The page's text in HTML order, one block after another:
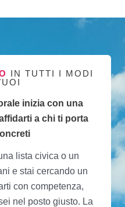
IN TUTTI I MODI
inizia con una
a chi ti porta
lista civica o un
e stai cercando un
con competenza,
nel posto giusto. La